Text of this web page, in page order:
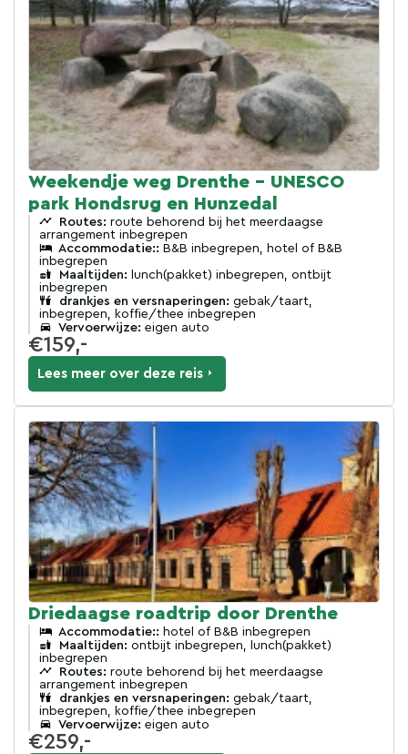
Weekendje weg Drenthe - UNESCO
park Hondsrug en Hunzedal
Routes: route behorend bij het meerdaagse
arrangement inbegrepen
Accommodatie:: B&B inbegrepen, hotel of B&B
inbegrepen
Maaltijden: lunch(pakket) inbegrepen, ontbijt
inbegrepen
drankjes en versnaperingen: gebak/taart,
inbegrepen, koffie/thee inbegrepen
Vervoerwijze: eigen auto
€159,-
Lees meer over deze reis
Driedaagse roadtrip door Drenthe
Accommodatie:: hotel of B&B inbegrepen
Maaltijden: ontbijt inbegrepen, lunch(pakket)
inbegrepen
Routes: route behorend bij het meerdaagse
arrangement inbegrepen
drankjes en versnaperingen: gebak/taart,
inbegrepen, koffie/thee inbegrepen
Vervoerwijze: eigen auto
€259,-